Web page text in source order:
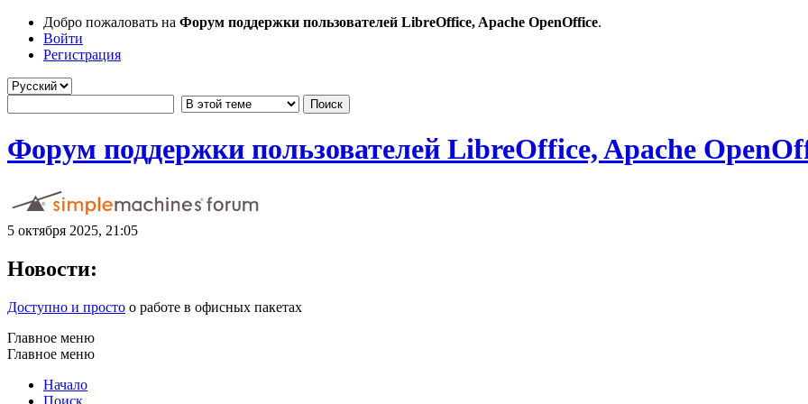
Добро пожаловать на Форум поддержки пользователей LibreOffice, Apache OpenOffice.
Войти
Регистрация
Форум поддержки пользователей LibreOffice, Apache
5 октября 2025, 21:05
Новости:
Доступно и просто о работе в офисных пакетах
Главное меню
Главное меню
Начало
Поиск